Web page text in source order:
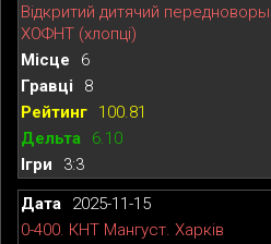
Відкритий дитячий
ХОФНТ (хлопці)
6
8
100.81
6.10
3:3
2025-11-15
0-400. КНТ Мангуст. Харків